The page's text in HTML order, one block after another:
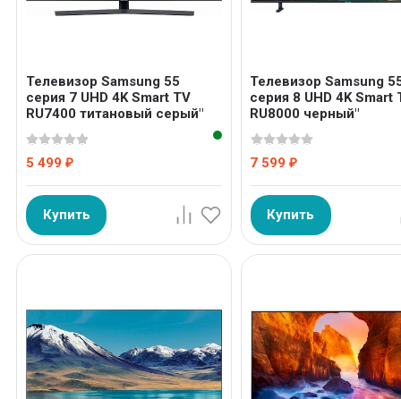
Телевизор Samsung 55
серия 7 UHD 4K Smart TV
RU7400 титановый серый"
5 499₽
Купить
Телевизор Samsung
серия 8 UHD 4K Smart
RU8000 черный"
7 599₽
Купить